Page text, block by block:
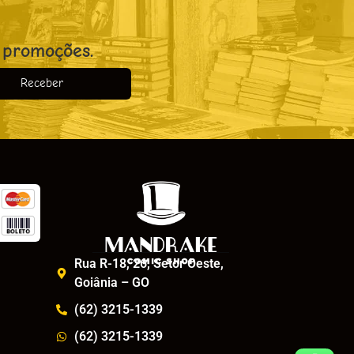
Receber
Rua R-18, 26, Setor Oeste,
Goiânia – GO
(62) 3215-1339
(62) 3215-1339